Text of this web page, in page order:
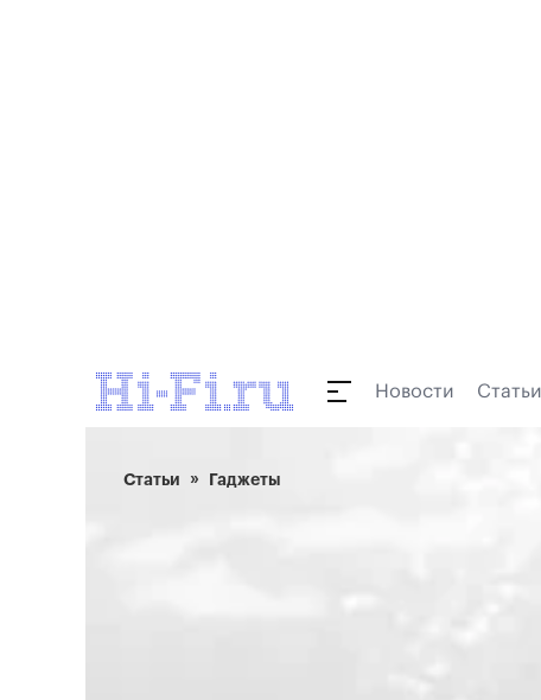
Новости Статьи
Статьи Гаджеты